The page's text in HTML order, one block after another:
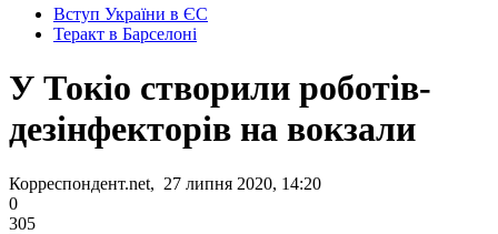
Вступ України в ЄС
Теракт в Барселоні
У Токіо створили роботів-
дезінфекторів на вокзали
Корреспондент.net, 27 липня 2020, 14:20
0
305